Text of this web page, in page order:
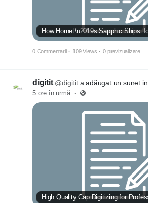
0 Commentarii · 109 Views · 0 previzualizare
digitit @digitit a adăugat un sunet
5 ore în urmă ·
High Quality Cap Digitizing for